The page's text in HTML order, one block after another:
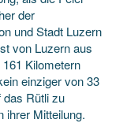
der
und Stadt Luzern
von Luzern aus
Kilometern
einziger von 33
das Rütli zu
ihrer Mitteilung.